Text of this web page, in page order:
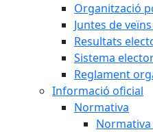
Organització
Juntes de
Resultats
Sistema
Reglament
Informació oficial
Normativa